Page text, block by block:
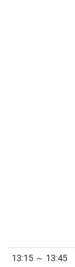
13:15 ～ 13:45